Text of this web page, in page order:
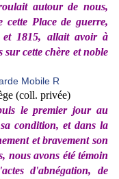
autour de nous,
cette Place de guerre,
et 1815, allait avoir à
cette chère et noble
(coll. privée)
le premier jour au
condition, et dans la
et bravement son
nous avons été témoin
d'abnégation, de